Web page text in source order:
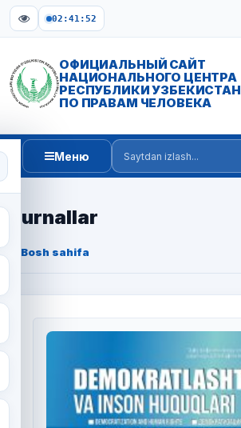
02:41:54
ОФИЦИАЛЬНЫЙ САЙТ
НАЦИОНАЛЬНОГО ЦЕНТРА
РЕСПУБЛИКИ УЗБЕКИСТАН
ПО ПРАВАМ ЧЕЛОВЕКА
Меню
Saytdan izlash
Jurnallar
Bosh sahifa